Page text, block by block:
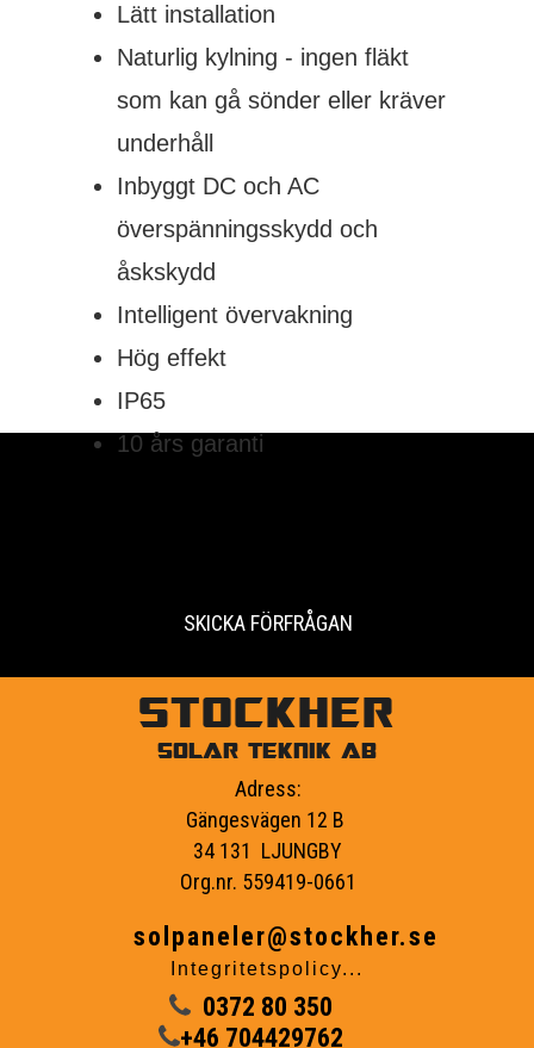
SKICKA FÖRFRÅGAN
Lätt installation
Naturlig kylning - ingen fläkt
som kan gå sönder eller kräver
underhåll
Inbyggt DC och AC
överspänningsskydd och
åskskydd
Intelligent övervakning
Hög effekt
IP65
10 års garanti
STOCKHER
Adress:
Gängesvägen 12 B
34 131 LJUNGBY
Org.nr. 559419-0661
Integritetspolicy...
solpaneler@stockher.se
0372 80 350
+46 704429762
SOLAR TEKNIK AB